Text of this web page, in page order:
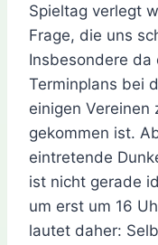
Spieltag verlegt
Frage, die uns
Insbesondere da
Terminplans bei
einigen Vereinen
gekommen ist.
eintretende
ist nicht gerade
um erst um 16
lautet daher: